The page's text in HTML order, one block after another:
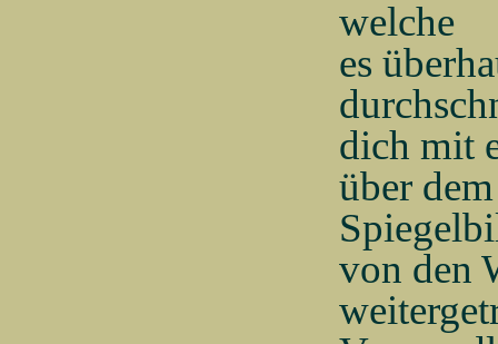
welche
es
dich mit
über
von den